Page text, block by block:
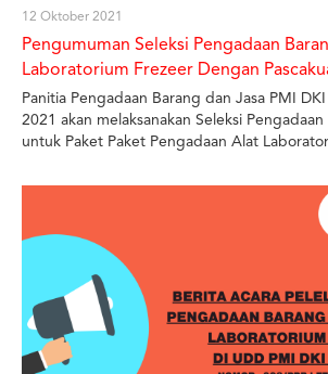
12 Oktober 2021
Pengumuman Seleksi Pengadaan
Laboratorium Frezeer Dengan
Panitia Pengadaan Barang dan Jasa PMI
2021 akan melaksanakan Seleksi
untuk Paket Paket Pengadaan Alat